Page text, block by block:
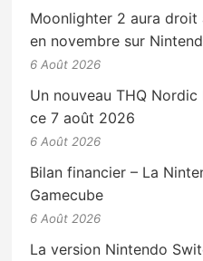
Moonlighter 2 aura droit
en novembre sur
6 Août 2026
Un nouveau THQ
ce 7 août 2026
6 Août 2026
Bilan financier – La
Gamecube
6 Août 2026
La version Nintendo